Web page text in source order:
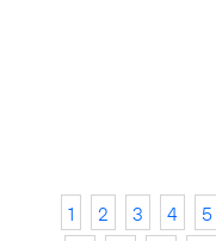
1 2 3 4 5